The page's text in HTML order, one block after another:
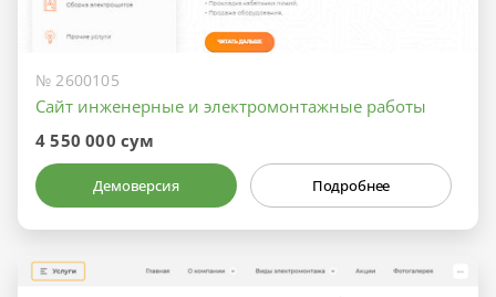
№ 2600105
Сайт инженерные и электромонтажные работы
4 550 000 сум
Демоверсия Подробнее